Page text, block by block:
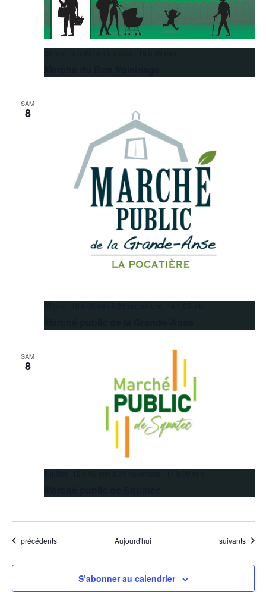
SAM
8
SAM
8
Évènements
précédents Aujourd'hui Évènements
suivants
S’abonner au calendrier